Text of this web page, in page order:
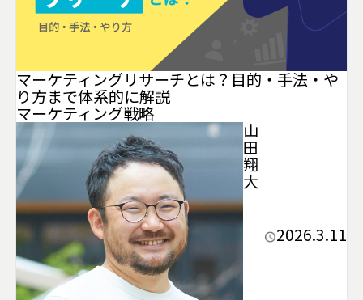
マーケティングリサーチとは？目的・手法・や
り方まで体系的に解説
マーケティング戦略
山
田
翔
大
2026.3.11